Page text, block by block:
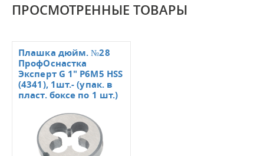
ПРОСМОТРЕННЫЕ ТОВАРЫ
Плашка дюйм. №28
ПрофОснастка
Эксперт G 1" P6M5 HSS
(4341), 1шт.- (упак. в
пласт. боксе по 1 шт.)